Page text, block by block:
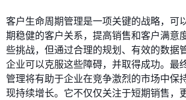
客户生命周期管理是一项关键的战略，可
期稳健的客户关系，提高销售和客户满意
些挑战，但通过合理的规划、有效的数据
企业可以克服这些障碍，并取得成功。最
管理将有助于企业在竞争激烈的市场中保
现持续增长。它不仅仅关注于短期销售，